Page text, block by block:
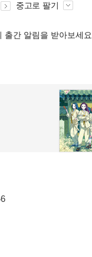
중고로 팔기
출간 알림을 받아보세요